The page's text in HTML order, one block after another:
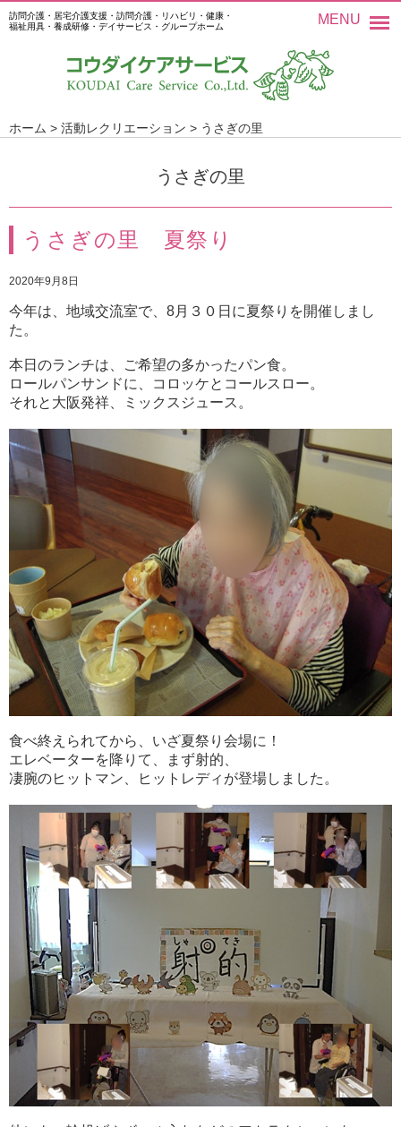
訪問介護・居宅介護支援・訪問介護・リハビリ・健康・
福祉用具・養成研修・デイサービス・グループホーム
MENU
ホーム > 活動レクリエーション > うさぎの里
うさぎの里
うさぎの里 夏祭り
2020年9月8日
今年は、地域交流室で、8月３０日に夏祭りを開催しまし
た。
本日のランチは、ご希望の多かったパン食。
ロールパンサンドに、コロッケとコールスロー。
それと大阪発祥、ミックスジュース。
食べ終えられてから、いざ夏祭り会場に！
エレベーターを降りて、まず射的、
凄腕のヒットマン、ヒットレディが登場しました。